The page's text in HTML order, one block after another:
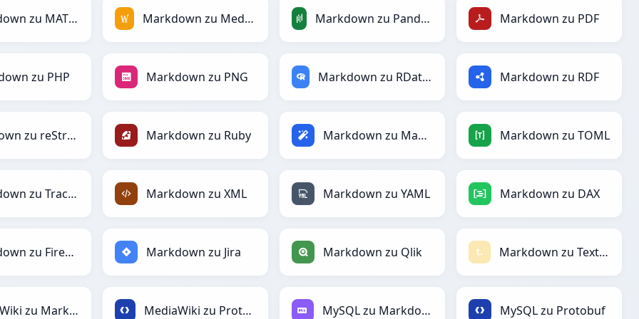
Markdown zu MATLAB Markdown zu MediaWiki Markdown zu PandasDataFrame Markdown zu PDF
zu PHP Markdown zu PNG Markdown zu RDataFrame Markdown zu RDF
Markdown zu reStructuredText Markdown zu Ruby Markdown zu Magic Markdown zu TOML
Markdown zu TracWiki Markdown zu XML Markdown zu YAML Markdown zu DAX
Markdown zu Firebase Markdown zu Jira Markdown zu Qlik Markdown zu Textile
MediaWiki zu Markdown MediaWiki zu Protobuf MySQL zu Markdown MySQL zu Protobuf